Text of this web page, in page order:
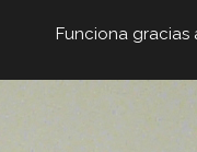
Funciona gracias